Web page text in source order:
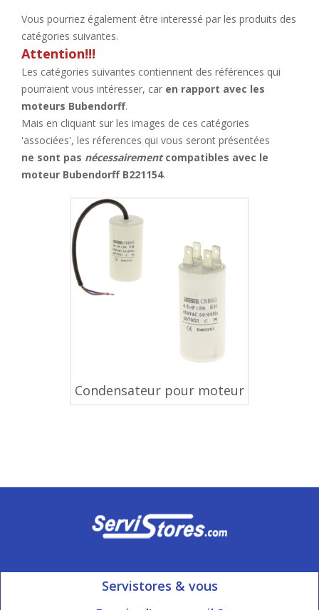
Vous pourriez également être interessé par les produits des
catégories suivantes.
Attention!!!
Les catégories suivantes contiennent des références qui
pourraient vous intéresser, car en rapport avec les
moteurs Bubendorff.
Mais en cliquant sur les images de ces catégories
'associées', les réferences qui vous seront présentées
ne sont pas nécessairementcompatibles avec le
moteur Bubendorff B221154.
Condensateur pour moteur
Servistores & vous